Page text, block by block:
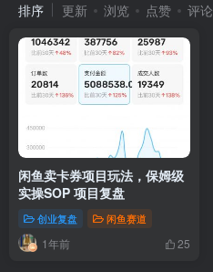
排序 更新 浏览 点赞 评论
闲鱼卖卡券项目玩法，保姆级
实操SOP 项目复盘
创业复盘 闲鱼赛道
1年前 25